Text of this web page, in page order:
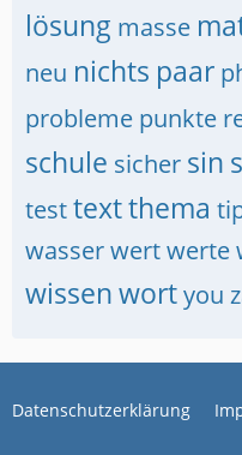
lösung masse
neu nichts paar
probleme punkte
schule sicher sin
testtextthema
wasserwertwerte
wissenwortyou
Datenschutzerklärung